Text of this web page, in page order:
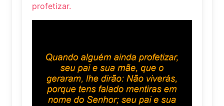
profetizar.